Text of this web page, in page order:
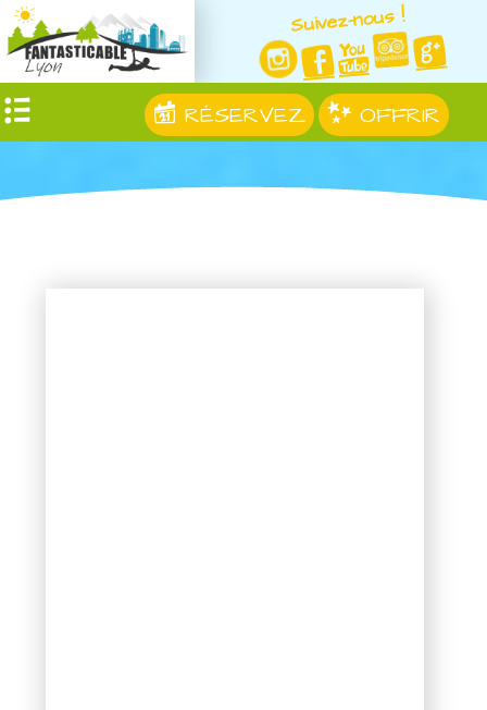
Suivez-nous !
RÉSERVEZ OFFRIR